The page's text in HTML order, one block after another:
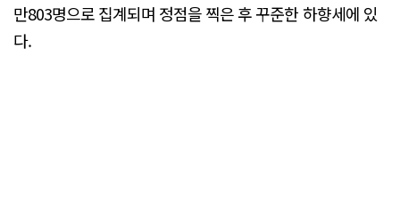
만803명으로 집계되며 정점을 찍은 후 꾸준한 하향세에 있
다.